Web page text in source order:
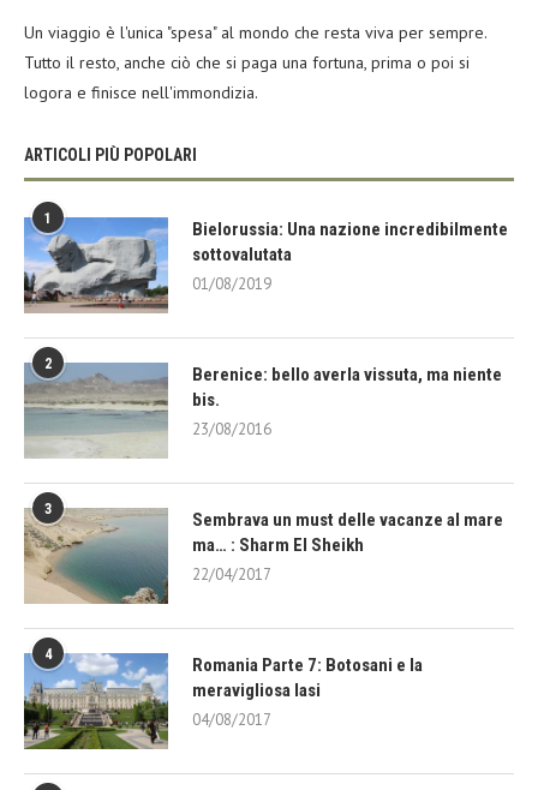
Un viaggio è l'unica "spesa" al mondo che resta viva per sempre.
Tutto il resto, anche ciò che si paga una fortuna, prima o poi si
logora e finisce nell'immondizia.
ARTICOLI PIÙ POPOLARI
1
Bielorussia: Una nazione incredibilmente
sottovalutata
01/08/2019
2
Berenice: bello averla vissuta, ma niente
bis.
23/08/2016
3
Sembrava un must delle vacanze al mare
ma… : Sharm El Sheikh
22/04/2017
4
Romania Parte 7: Botosani e la
meravigliosa Iasi
04/08/2017